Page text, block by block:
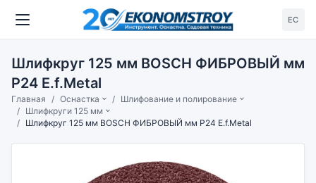
ЕС
Шлифкруг 125 мм BOSCH ФИБРОВЫЙ мм
P24 E.f.Metal
Главная Оснастка
Шлифование и полирование
Шлифкруги 125 мм
Шлифкруг 125 мм BOSCH ФИБРОВЫЙ мм P24 E.f.Metal